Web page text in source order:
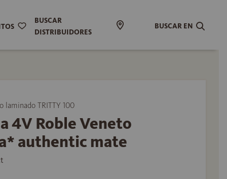
BUSCAR
DISTRIBUIDORES
BUSCAR EN
laminado TRITTY 100
4V Roble Veneto
authentic mate